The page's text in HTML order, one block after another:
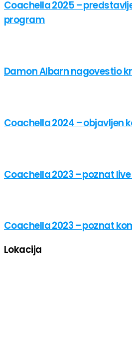
Coachella 2025 –
program
Damon Albarn nagovestio
Coachella 2024 – objavljen
Coachella 2023 – poznat
Coachella 2023 – poznat
Lokacija